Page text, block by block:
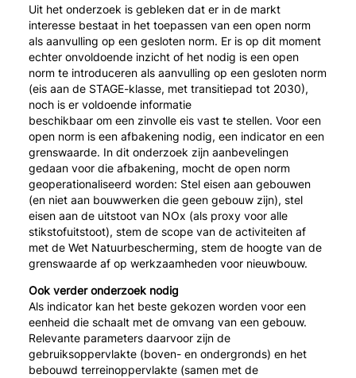
Uit het onderzoek is gebleken dat er in de markt
interesse bestaat in het toepassen van een open norm
als aanvulling op een gesloten norm. Er is op dit moment
echter onvoldoende inzicht of het nodig is een open
norm te introduceren als aanvulling op een gesloten norm
(eis aan de STAGE-klasse, met transitiepad tot 2030),
noch is er voldoende informatie
beschikbaar om een zinvolle eis vast te stellen. Voor een
open norm is een afbakening nodig, een indicator en een
grenswaarde. In dit onderzoek zijn aanbevelingen
gedaan voor die afbakening, mocht de open norm
geoperationaliseerd worden: Stel eisen aan gebouwen
(en niet aan bouwwerken die geen gebouw zijn), stel
eisen aan de uitstoot van NOx (als proxy voor alle
stikstofuitstoot), stem de scope van de activiteiten af
met de Wet Natuurbescherming, stem de hoogte van de
grenswaarde af op werkzaamheden voor nieuwbouw.
Ook verder onderzoek nodig
Als indicator kan het beste gekozen worden voor een
eenheid die schaalt met de omvang van een gebouw.
Relevante parameters daarvoor zijn de
gebruiksoppervlakte (boven- en ondergronds) en het
bebouwd terreinoppervlakte (samen met de